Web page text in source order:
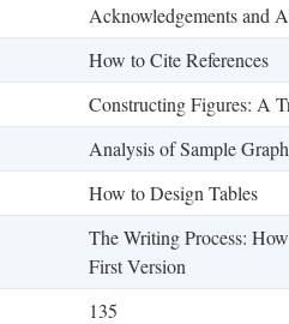
Acknowledgements and
How to Cite References
Constructing Figures: A
Analysis of Sample
How to Design Tables
The Writing Process:
First Version
135